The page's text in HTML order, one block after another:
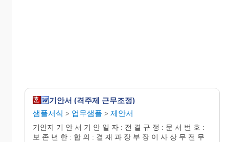
기안서 (격주제 근무조정)
샘플서식 > 업무샘플 > 제안서
기안지 기 안 서 기 안 일 자 : 전 결 규 정 : 문 서 번 호 :
보 존 년 한 : 합 의 : 결 재 과 장 부 장 이 사 상 무 전 무